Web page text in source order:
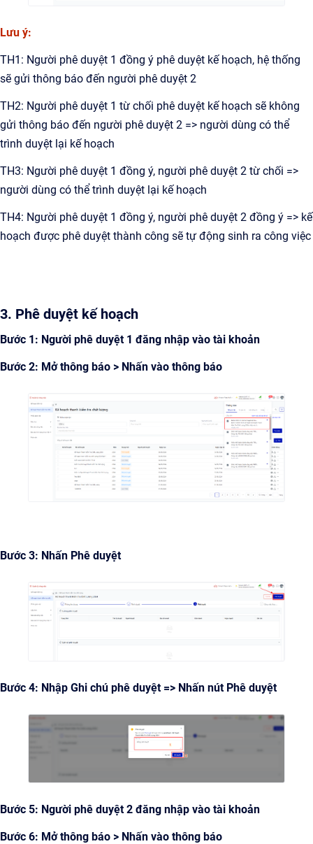
Lưu ý:
TH1: Người phê duyệt 1 đồng ý phê duyệt kế hoạch, hệ thống
sẽ gửi thông báo đến người phê duyệt 2
TH2: Người phê duyệt 1 từ chối phê duyệt kế hoạch sẽ không
gửi thông báo đến người phê duyệt 2 => người dùng có thể
trình duyệt lại kế hoạch
TH3: Người phê duyệt 1 đồng ý, người phê duyệt 2 từ chối =>
người dùng có thể trình duyệt lại kế hoạch
TH4: Người phê duyệt 1 đồng ý, người phê duyệt 2 đồng ý => kế
hoạch được phê duyệt thành công sẽ tự động sinh ra công việc
3. Phê duyệt kế hoạch
Bước 1: Người phê duyệt 1 đăng nhập vào tài khoản
Bước 2: Mở thông báo > Nhấn vào thông báo
Bước 3: Nhấn Phê duyệt
Bước 4: Nhập Ghi chú phê duyệt => Nhấn nút Phê duyệt
Bước 5: Người phê duyệt 2 đăng nhập vào tài khoản
Bước 6: Mở thông báo > Nhấn vào thông báo